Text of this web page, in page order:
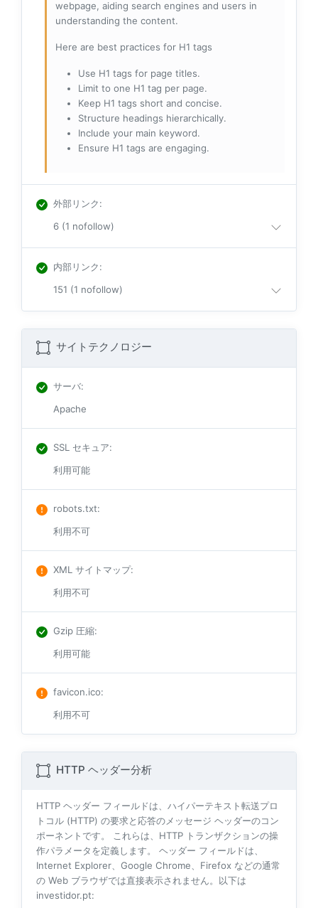
webpage, aiding search engines and users in
understanding the content.
Here are best practices for H1 tags
Use H1 tags for page titles.
Limit to one H1 tag per page.
Keep H1 tags short and concise.
Structure headings hierarchically.
Include your main keyword.
Ensure H1 tags are engaging.
外部リンク:
6 (1 nofollow)
内部リンク:
151 (1 nofollow)
サイトテクノロジー
サーバ:
Apache
SSL セキュア:
利用可能
robots.txt:
利用不可
XML サイトマップ:
利用不可
Gzip 圧縮:
利用可能
favicon.ico:
利用不可
HTTP ヘッダー分析
HTTP ヘッダー フィールドは、ハイパーテキスト転送プロ
トコル (HTTP) の要求と応答のメッセージ ヘッダーのコン
ポーネントです。 これらは、HTTP トランザクションの操
作パラメータを定義します。 ヘッダー フィールドは、
Internet Explorer、Google Chrome、Firefox などの通常
の Web ブラウザでは直接表示されません。以下は
investidor.pt: